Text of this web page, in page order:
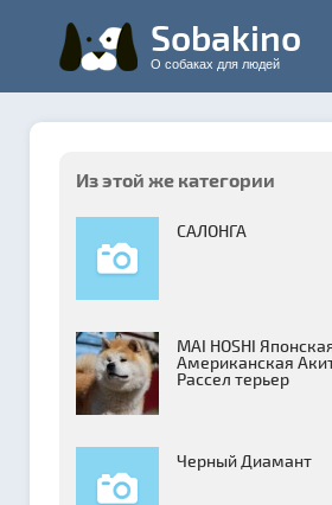
Sobakino
О собаках для людей
Из этой же категории
САЛОНГА
MAI HOSHI
Американская
Рассел терьер
Черный Диамант